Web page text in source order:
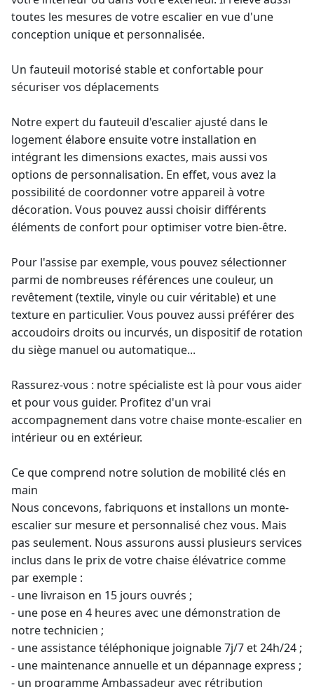
toutes les mesures de votre escalier en vue d'une
conception unique et personnalisée.
Un fauteuil motorisé stable et confortable pour
sécuriser vos déplacements
Notre expert du fauteuil d'escalier ajustédans le
logement élabore ensuite votre installation en
intégrant les dimensions exactes, mais aussi vos
options de personnalisation. En effet, vous avez la
possibilité de coordonner votre appareil à votre
décoration. Vous pouvez aussi choisir différents
éléments de confort pour optimiser votre bien-être.
Pour l'assise par exemple, vous pouvez sélectionner
parmi de nombreuses références une couleur, un
revêtement (textile, vinyle ou cuir véritable) et une
texture en particulier. Vous pouvez aussi préférer des
accoudoirs droits ou incurvés, un dispositif de rotation
du siège manuel ou automatique...
Rassurez-vous : notre spécialiste est là pour vous aider
et pour vous guider. Profitez d'un vrai
accompagnement dans votre chaise monte-escalier en
intérieur ou en extérieur.
Ce que comprend notre solution de mobilité clés en
main
Nous concevons, fabriquons et installons un monte-
escalier sur mesure et personnalisé chez vous. Mais
pas seulement. Nous assurons aussi plusieurs services
inclus dans le prix de votre chaise élévatrice comme
par exemple :
- une livraison en 15 jours ouvrés ;
- une pose en 4 heures avec une démonstration de
notre technicien ;
- une assistance téléphonique joignable 7j/7 et 24h/24 ;
- une maintenance annuelle et un dépannage express ;
- un programme Ambassadeur avec rétribution